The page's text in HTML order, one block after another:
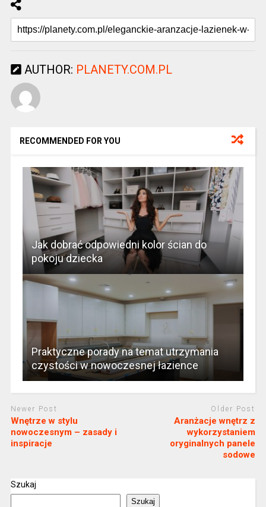
AUTHOR: PLANETY.COM.PL
RECOMMENDED FOR YOU
Jak dobrać odpowiedni kolor ścian do
pokoju dziecka
Praktyczne porady na temat utrzymania
czystości w nowoczesnej łazience
Newer Post
Wnętrze w stylu
nowoczesnym – zasady i
inspiracje
Older Post
Aranżacje wnętrz z
wykorzystaniem
oryginalnych panele
sodowe
Szukaj
Szukaj